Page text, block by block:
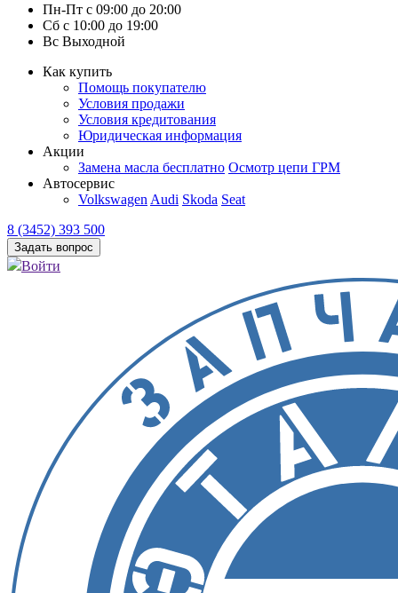
Пн-Пт с 09:00 до 20:00
Сб с 10:00 до 19:00
Вс Выходной
Как купить
Помощь покупателю
Условия продажи
Условия кредитования
Юридическая информация
Акции
Замена масла бесплатно Осмотр цепи ГРМ
Автосервис
Volkswagen Audi Skoda Seat
8 (3452) 393 500
Задать вопрос
Войти